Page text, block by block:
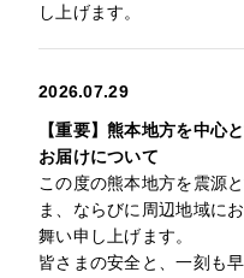
し上げます。
2026.07.29
【重要】熊本地方を中心
お届けについて
この度の熊本地方を震源
ま、ならびに周辺地域に
舞い申し上げます。
皆さまの安全と、一刻も